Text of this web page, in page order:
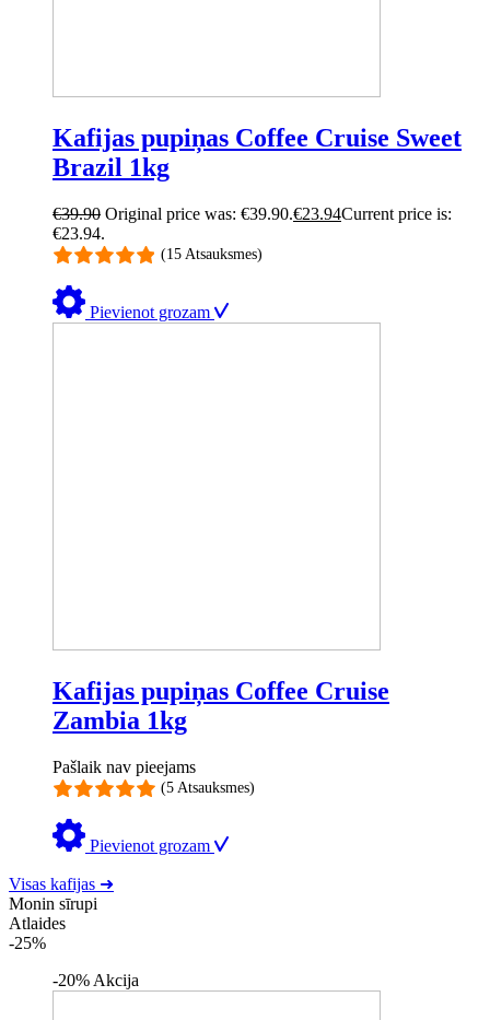
Kafijas pupiņas Coffee Cruise Sweet
Brazil 1kg
€39.90 Original price was: €39.90.€23.94Current price is:
€23.94.
(15 Atsauksmes)
Pievienot grozam
Kafijas pupiņas Coffee Cruise
Zambia 1kg
Pašlaik nav pieejams
(5 Atsauksmes)
Pievienot grozam
Visas kafijas ➜
Monin sīrupi
Atlaides
-25%
-20% Akcija